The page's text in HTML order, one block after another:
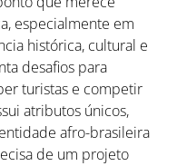
especialmente em
histórica, cultural e
desafios para
turistas e competir
atributos únicos,
afro-brasileira
de um projeto